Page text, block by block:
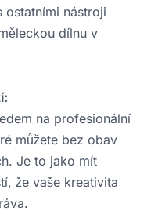
ostatními nástroji
dílnu v
na profesionální
můžete bez obav
Je to jako mít
že vaše kreativita